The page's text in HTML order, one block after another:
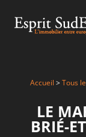
Accueil >Tous
LE
BRIÉ-